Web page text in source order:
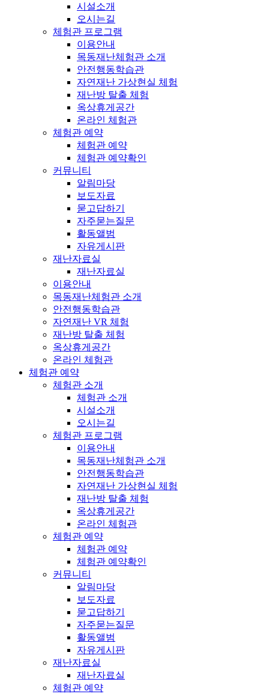
시설소개
오시는길
체험관 프로그램
이용안내
목동재난체험관 소개
안전행동학습관
자연재난 가상현실 체험
재난방 탈출 체험
옥상휴게공간
온라인 체험관
체험관 예약
체험관 예약
체험관 예약확인
커뮤니티
알림마당
보도자료
묻고답하기
자주묻는질문
활동앨범
자유게시판
재난자료실
재난자료실
이용안내
목동재난체험관 소개
안전행동학습관
자연재난 VR 체험
재난방 탈출 체험
옥상휴게공간
온라인 체험관
체험관 예약
체험관 소개
체험관 소개
시설소개
오시는길
체험관 프로그램
이용안내
목동재난체험관 소개
안전행동학습관
자연재난 가상현실 체험
재난방 탈출 체험
옥상휴게공간
온라인 체험관
체험관 예약
체험관 예약
체험관 예약확인
커뮤니티
알림마당
보도자료
묻고답하기
자주묻는질문
활동앨범
자유게시판
재난자료실
재난자료실
체험관 예약